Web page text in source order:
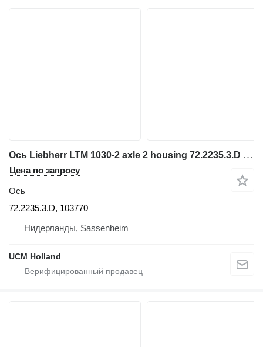
Ось Liebherr LTM 1030-2 axle 2 housing 72.2235.3.D для автокрана
Цена по запросу
Ось
72.2235.3.D, 103770
Нидерланды, Sassenheim
UCM Holland